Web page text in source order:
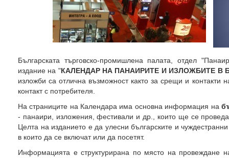
Българската търговско-промишлена палата, отдел
издание на "КАЛЕНДАР НА ПАНАИРИТЕ И ИЗЛОЖБИТЕ В
изложби са отлична възможност както за срещи и контакти
контакт с потребителя.
На страниците на Календара има основна информация на
- панаири, изложения, фестивали и др., които ще се
Целта на изданието е да улесни българските и
в които да се включат или да посетят.
Информацията е структурирана по място на провеждане